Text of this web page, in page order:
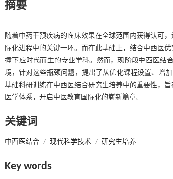
摘要
随着中药干预疾病的临床效果在全球范围内获得认可
际化进程中的关键一环。而在此基础上，结合中西医
撞下应时代而生的专业学科。然而，现阶段中西医结
境，针对这些瓶颈问题，提出了从优化课程设置、增
基础科研训练在中西医结合研究生培养中的重要性，
医学体系，开启中医教育国际化的崭新篇章。
关键词
中西医结合 / 现代科学技术 / 研究生培养
Key words